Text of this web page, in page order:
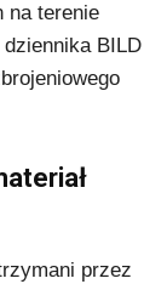
na terenie
dziennika BILD
przez